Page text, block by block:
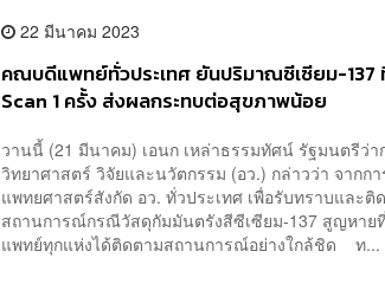
22 มีนาคม 2023
คณบดีแพทย์ทั่วประเทศ ยันปริมาณซีเซียม-137
Scan 1 ครั้ง ส่งผลกระทบต่อสุขภาพน้อย
วานนี้ (21 มีนาคม) เอนก เหล่าธรรมทัศน์ รัฐมนตรีว่า
วิทยาศาสตร์ วิจัยและนวัตกรรม (อว.) กล่าวว่า จาก
แพทยศาสตร์สังกัด อว. ทั่วประเทศ เพื่อรับทราบและ
สถานการณ์กรณีวัสดุกัมมันตรังสีซีเซียม-137 สูญหาย
แพทย์ทุกแห่งได้ติดตามสถานการณ์อย่างใกล้ชิด ท...